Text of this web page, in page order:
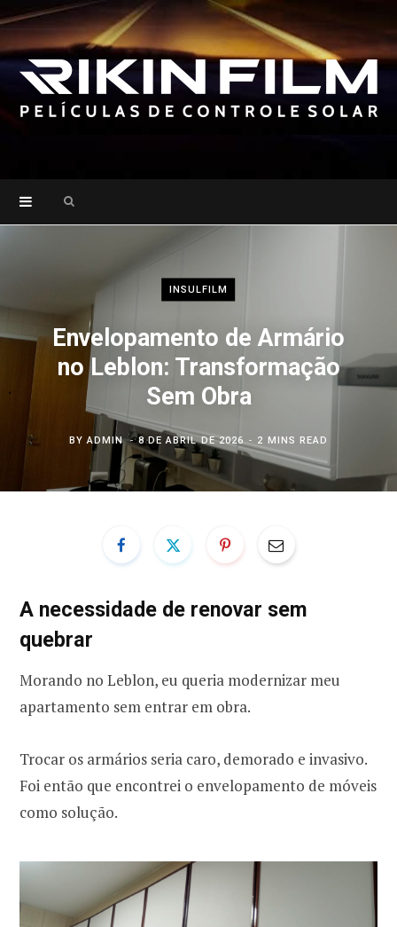
INSULFILM
Envelopamento de Armário
no Leblon: Transformação
Sem Obra
BY ADMIN 8 DE ABRIL DE 2026 2 MINS READ
A necessidade de renovar sem
quebrar
Morando no Leblon, eu queria modernizar meu
apartamento sem entrar em obra.
Trocar os armários seria caro, demorado e invasivo.
Foi então que encontrei o envelopamento de móveis
como solução.